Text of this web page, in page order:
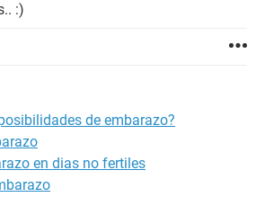
:)
de embarazo?
en dias no fertiles